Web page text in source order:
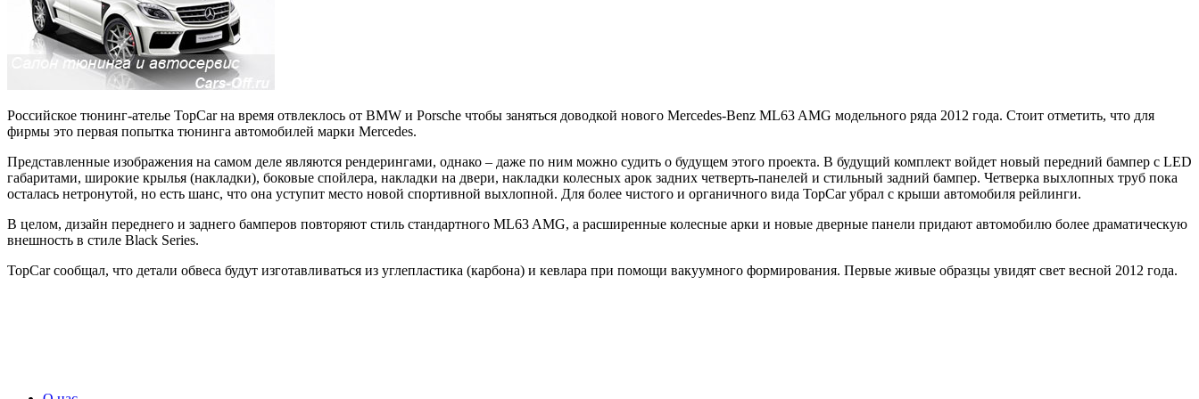
Российское тюнинг-ателье TopCar на время отвлеклось от BMW и Porsche чтобы заняться доводкой нового Mercedes-Benz ML63 AMG модельного ряда 2012 года. Стоит отметить, что для
фирмы это первая попытка тюнинга автомобилей марки Mercedes.
Представленные изображения на самом деле являются рендерингами, однако – даже по ним можно судить о будущем этого проекта. В будущий комплект войдет новый передний бампер с LED
габаритами, широкие крылья (накладки), боковые спойлера, накладки на двери, накладки колесных арок задних четверть-панелей и стильный задний бампер. Четверка выхлопных труб пока
осталась нетронутой, но есть шанс, что она уступит место новой спортивной выхлопной. Для более чистого и органичного вида TopCar убрал с крыши автомобиля рейлинги.
В целом, дизайн переднего и заднего бамперов повторяют стиль стандартного ML63 AMG, а расширенные колесные арки и новые дверные панели придают автомобилю более драматическую
внешность в стиле Black Series.
TopCar сообщал, что детали обвеса будут изготавливаться из углепластика (карбона) и кевлара при помощи вакуумного формирования. Первые живые образцы увидят свет весной 2012 года.